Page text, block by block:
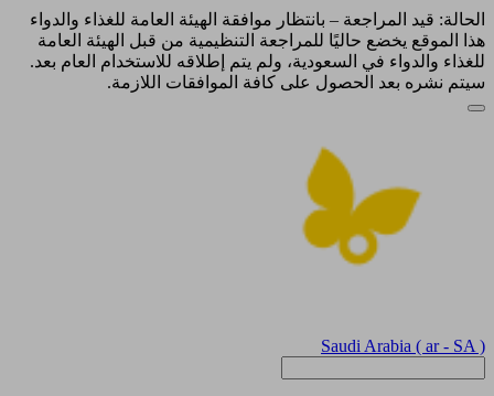
الحالة: قيد المراجعة – بانتظار موافقة الهيئة العامة للغذاء والدواء
هذا الموقع يخضع حاليًا للمراجعة التنظيمية من قبل الهيئة العامة
للغذاء والدواء في السعودية، ولم يتم إطلاقه للاستخدام العام بعد.
سيتم نشره بعد الحصول على كافة الموافقات اللازمة.
Saudi Arabia ( ar - SA )